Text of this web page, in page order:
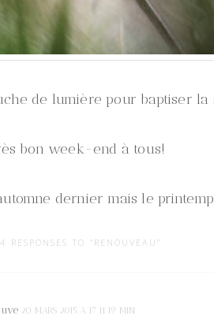
de lumière pour baptiser la
bon week-end à tous!
dernier mais le
RESPONSES TO “RENOUVEAU”
20 MARS 2015 À 17 H 19 MIN